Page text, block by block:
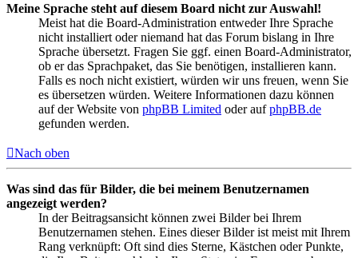
Meine Sprache steht auf diesem Board nicht zur Auswahl!
Meist hat die Board-Administration entweder Ihre Sprache
nicht installiert oder niemand hat das Forum bislang in Ihre
Sprache übersetzt. Fragen Sie ggf. einen Board-Administrator,
ob er das Sprachpaket, das Sie benötigen, installieren kann.
Falls es noch nicht existiert, würden wir uns freuen, wenn Sie
es übersetzen würden. Weitere Informationen dazu können
auf der Website von phpBB Limited oder aufphpBB.de
gefunden werden.
Nach oben
Was sind das für Bilder, die bei meinem Benutzernamen
angezeigt werden?
In der Beitragsansicht können zwei Bilder bei Ihrem
Benutzernamen stehen. Eines dieser Bilder ist meist mit Ihrem
Rang verknüpft: Oft sind dies Sterne, Kästchen oder Punkte,